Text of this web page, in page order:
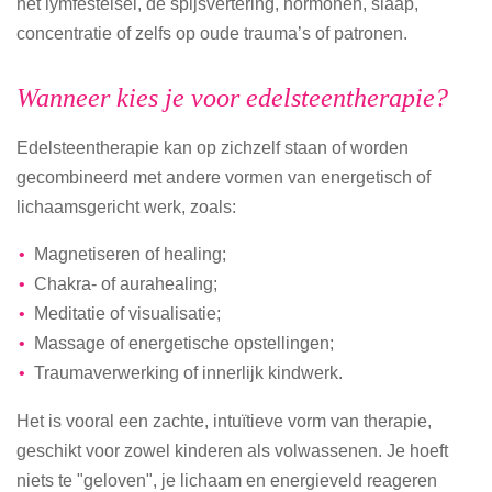
concentratie of zelfs op oude trauma’s of patronen.
Wanneer kies je voor edelsteentherapie?
Edelsteentherapie kan op zichzelf staan of worden
gecombineerd met andere vormen van energetisch of
lichaamsgericht werk, zoals:
Magnetiseren of healing;
Chakra- of aurahealing;
Meditatie of visualisatie;
Massage of energetische opstellingen;
Traumaverwerking of innerlijk kindwerk.
Het is vooral een zachte, intuïtieve vorm van therapie,
geschikt voor zowel kinderen als volwassenen. Je hoeft
niets te "geloven", je lichaam en energieveld reageren